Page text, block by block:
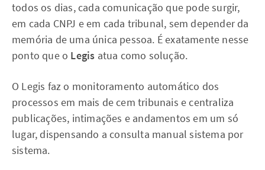
todos os dias, cada comunicação que pode surgir,
em cada CNPJ e em cada tribunal, sem depender da
memória de uma única pessoa. É exatamente nesse
ponto que o Legis atua como solução.
O Legis faz o monitoramento automático dos
processos em mais de cem tribunais e centraliza
publicações, intimações e andamentos em um só
lugar, dispensando a consulta manual sistema por
sistema.